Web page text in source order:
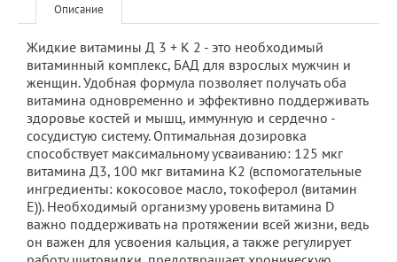
Описание
Жидкие витамины Д 3 + К 2 - это необходимый
витаминный комплекс, БАД для взрослых мужчин и
женщин. Удобная формула позволяет получать оба
витамина одновременно и эффективно поддерживать
здоровье костей и мышц, иммунную и сердечно -
сосудистую систему. Оптимальная дозировка
способствует максимальному усваиванию: 125 мкг
витамина Д3, 100 мкг витамина К2 (вспомогательные
ингредиенты: кокосовое масло, токоферол (витамин
Е)). Необходимый организму уровень витамина D
важно поддерживать на протяжении всей жизни, ведь
он важен для усвоения кальция, а также регулирует